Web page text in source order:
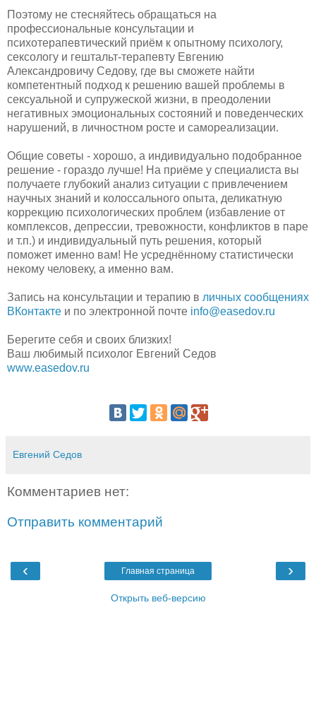
Поэтому не стесняйтесь обращаться на
профессиональные консультации и
психотерапевтический приём к опытному психологу,
сексологу и гештальт-терапевту Евгению
Александровичу Седову, где вы сможете найти
компетентный подход к решению вашей проблемы в
сексуальной и супружеской жизни, в преодолении
негативных эмоциональных состояний и поведенческих
нарушений, в личностном росте и самореализации.
Общие советы - хорошо, а индивидуально подобранное
решение - гораздо лучше! На приёме у специалиста вы
получаете глубокий анализ ситуации с привлечением
научных знаний и колоссального опыта, деликатную
коррекцию психологических проблем (избавление от
комплексов, депрессии, тревожности, конфликтов в паре
и т.п.) и индивидуальный путь решения, который
поможет именно вам! Не усреднённому статистически
некому человеку, а именно вам.
Запись на консультации и терапию в личных сообщениях
ВКонтакте и по электронной почте info@easedov.ru
Берегите себя и своих близких!
Ваш любимый психолог Евгений Седов
www.easedov.ru
Евгений Седов
Комментариев нет:
Отправить комментарий
‹ ›
Главная страница
Открыть веб-версию